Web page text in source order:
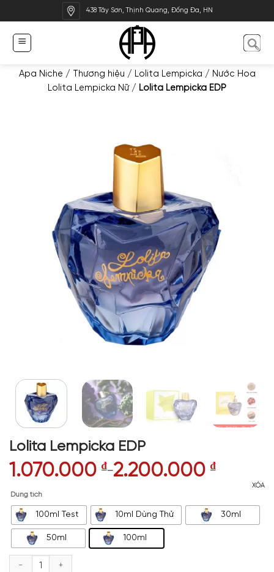
qua
dung
438 Tây Sơn, Thịnh Quang, Đống Đa, HN
Apa Niche / Thương hiệu / Lolita Lempicka / Nước Hoa
Lolita Lempicka Nữ/ Lolita Lempicka EDP
Lolita Lempicka EDP
1.070.000 ₫–2.200.000 ₫
Dung tích
100ml Test 10ml Dùng Thử 30ml
50ml 100ml
XÓA
Lolita Lempicka EDP số lượng